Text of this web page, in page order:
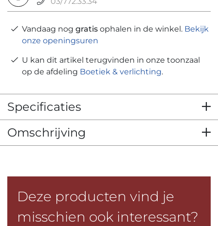
Vandaag nog gratis ophalen in de winkel. Bekijk
onze openingsuren
U kan dit artikel terugvinden in onze toonzaal
op de afdeling Boetiek & verlichting.
Specificaties
Omschrijving
Deze producten vind je
misschien ook interessant?